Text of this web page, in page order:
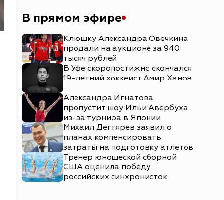
В прямом эфире
Клюшку Александра Овечкина
продали на аукционе за 940
тысяч рублей
В Уфе скоропостижно скончался
19-летний хоккеист Амир Ханов
Александра Игнатова
пропустит шоу Ильи Авербуха
из-за турнира в Японии
Михаил Дегтярев заявил о
планах компенсировать
затраты на подготовку атлетов
Тренер юношеской сборной
США оценила победу
российских синхронисток